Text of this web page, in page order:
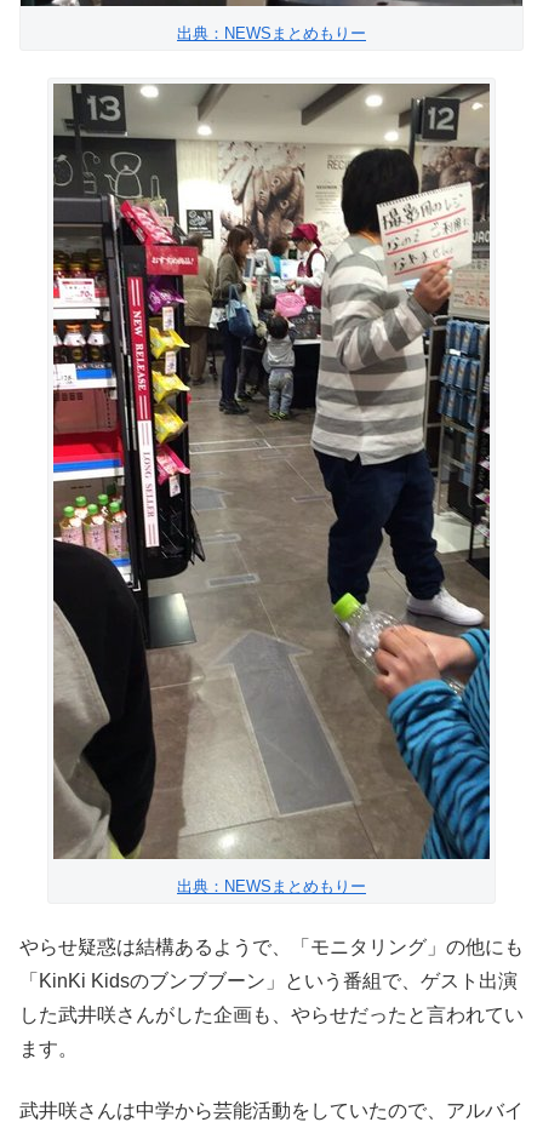
出典：NEWSまとめもりー
出典：NEWSまとめもりー
やらせ疑惑は結構あるようで、「モニタリング」の他にも
「KinKi Kidsのブンブブーン」という番組で、ゲスト出演
した武井咲さんがした企画も、やらせだったと言われてい
ます。
武井咲さんは中学から芸能活動をしていたので、アルバイ